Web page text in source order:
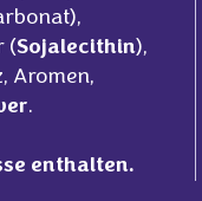
(Sojalecithin),
Aromen,
.
enthalten.